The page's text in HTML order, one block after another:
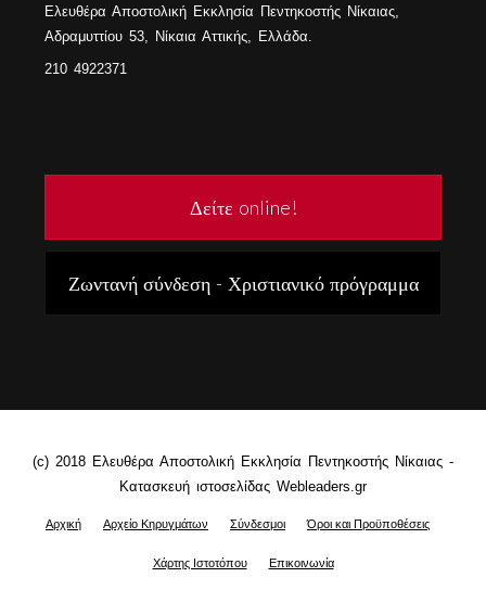
Ελευθέρα Αποστολική Εκκλησία Πεντηκοστής Νίκαιας,
Αδραμυττίου 53, Νίκαια Αττικής, Ελλάδα.
210 4922371
Δείτε online!
Ζωντανή σύνδεση - Χριστιανικό πρόγραμμα
(c) 2018 Ελευθέρα Αποστολική Εκκλησία Πεντηκοστής Νίκαιας -
Κατασκευή ιστοσελίδας Webleaders.gr
Αρχική Αρχείο Κηρυγμάτων Σύνδεσμοι Όροι και Προϋποθέσεις
Χάρτης Ιστοτόπου Επικοινωνία